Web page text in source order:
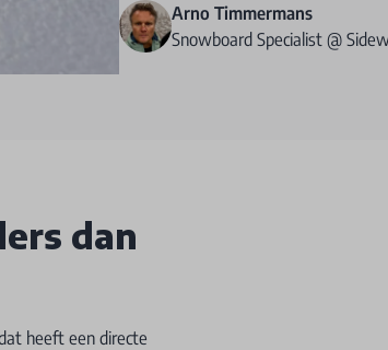
Arno Timmermans
Snowboard Specialist @
dan
heeft een directe